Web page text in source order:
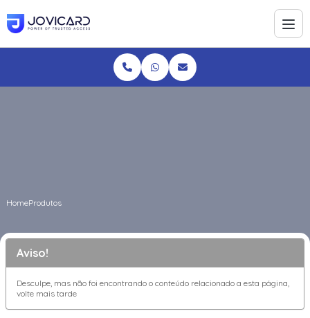
HomeProdutos
Aviso!
Desculpe, mas não foi encontrando o conteúdo relacionado a esta página,
volte mais tarde